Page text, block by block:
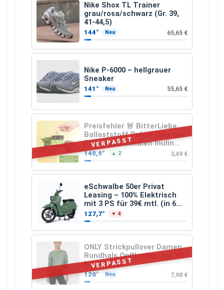
Nike Shox TL Trainer
grau/rosa/schwarz (Gr. 39,
41-44,5)
144° Neu 65,65 €
Nike P-6000 – hellgrauer
Sneaker
141° Neu 55,65 €
VERPASST
Preisfehler 🚨 BitterLiebe
Ballaststoff Pulver (Mix aus
Flohsamenschalen Inulin
(Präbiotika) Leinsamen &
Apfelfaser)
140,9° ▲ 2 3,49 €
eSchwalbe 50er Privat
Leasing – 100% Elektrisch
mit 3 PS für 39€ mtl. (in 6
schicken Farben LF: 0.43, 36
Monate, Bereitstellung:
159,00 €, 2.500 km/Jahr)
127,7° ▼ 4
VERPASST
ONLY Strickpullover Damen
Rundhals OnlNanjing (Gr. XS
bis M)
126° Neu 7,98 €